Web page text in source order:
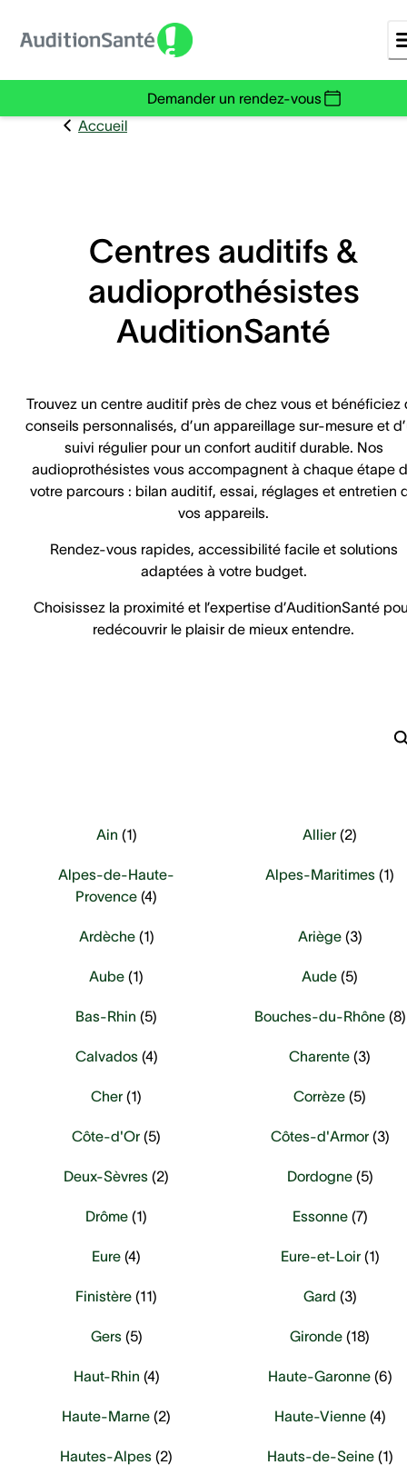
Demander un rendez-vous
Accueil
Centres auditifs &
audioprothésistes
AuditionSanté
Trouvez un centre auditif près de chez vous et bénéficiez
conseils personnalisés, d’un appareillage sur-mesure et
suivi régulier pour un confort auditif durable. Nos
audioprothésistes vous accompagnent à chaque étape
votre parcours : bilan auditif, essai, réglages et entretien
vos appareils.
Rendez-vous rapides, accessibilité facile et solutions
adaptées à votre budget.
Choisissez la proximité et l’expertise d’AuditionSanté
redécouvrir le plaisir de mieux entendre.
Ain (1) Allier (2)
Alpes-de-Haute-
Provence (4)
Alpes-Maritimes (1)
Ardèche (1) Ariège (3)
Aube (1) Aude (5)
Bas-Rhin (5) Bouches-du-Rhône (8)
Calvados (4) Charente (3)
Cher (1) Corrèze (5)
Côte-d'Or (5) Côtes-d'Armor (3)
Deux-Sèvres (2) Dordogne (5)
Drôme (1) Essonne (7)
Eure (4) Eure-et-Loir (1)
Finistère (11) Gard (3)
Gers (5) Gironde (18)
Haut-Rhin (4) Haute-Garonne (6)
Haute-Marne (2) Haute-Vienne (4)
Hautes-Alpes (2) Hauts-de-Seine (1)